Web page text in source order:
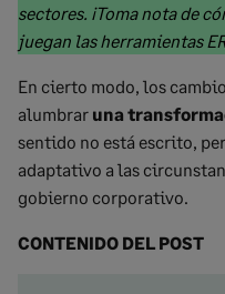
start
sectores. ¡Toma nota de
juegan las herramientas
En cierto modo, los
alumbrar una
sentido no está escrito,
adaptativo a las
gobierno corporativo.
CONTENIDO DEL POST